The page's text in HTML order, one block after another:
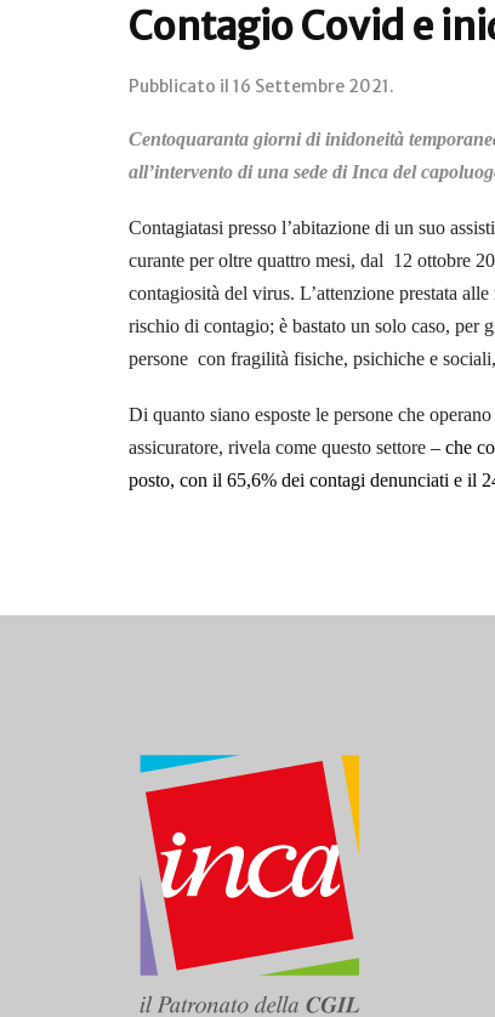
Contagio Covid e
Pubblicato il 16 Settembre 2021.
Centoquaranta giorni di inidoneità
all’intervento di una sede di Inca del
Contagiatasi presso l’abitazione di un suo
curante per oltre quattro mesi, dal 12 ottobre
contagiosità del virus. L’attenzione prestata
rischio di contagio; è bastato un solo caso, per
persone con fragilità fisiche, psichiche e
Di quanto siano esposte le persone che operano
assicuratore, rivela come questo settore – che
posto, con il 65,6% dei contagi denunciati e il